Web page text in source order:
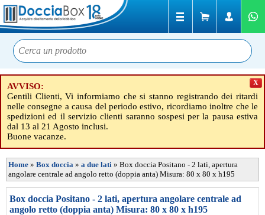
AVVISO:
Gentili Clienti, Vi informiamo che si stanno registrando dei ritardi
nelle consegne a causa del periodo estivo, ricordiamo inoltre che le
spedizioni ed il servizio clienti saranno sospesi per la pausa estiva
dal 13 al 21 Agosto inclusi.
Buone vacanze.
X
Home » Box doccia » a due lati » Box doccia Positano - 2 lati, apertura
angolare centrale ad angolo retto (doppia anta) Misura: 80 x 80 x h195
Box doccia Positano - 2 lati, apertura angolare centrale ad
angolo retto (doppia anta) Misura: 80 x 80 x h195